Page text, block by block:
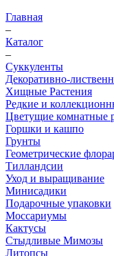
Главная
–
Каталог
–
Суккуленты
Декоративно-
Хищные Растения
Редкие и
Цветущие комнатные
Горшки и кашпо
Грунты
Геометрические
Тилландсии
Уход и выращивание
Минисадики
Подарочные упаковки
Моссариумы
Кактусы
Стыдливые Мимозы
Литопсы